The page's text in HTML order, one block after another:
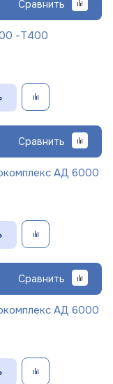
Сравнить
-Т400
Сравнить
АД 6000
Сравнить
АД 6000